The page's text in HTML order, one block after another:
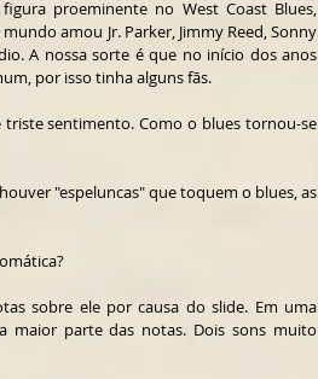
proeminente no West Coast Blues,
amou Jr. Parker, Jimmy Reed, Sonny
A nossa sorte é que no início dos anos
por isso tinha alguns fãs.
triste sentimento. Como o blues tornou-se
"espeluncas" que toquem o blues, as
sobre ele por causa do slide. Em uma
parte das notas. Dois sons muito